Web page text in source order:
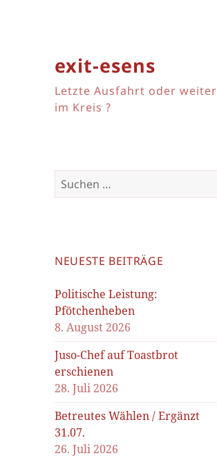
exit-esens
Letzte Ausfahrt oder weiter
im Kreis ?
Suchen
nach:
NEUESTE BEITRÄGE
Politische Leistung:
Pfötchenheben
8. August 2026
Juso-Chef auf Toastbrot
erschienen
28. Juli 2026
Betreutes Wählen / Ergänzt
31.07.
26. Juli 2026